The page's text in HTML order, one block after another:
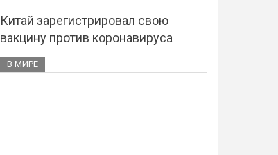
Китай зарегистрировал свою
вакцину против коронавируса
В МИРЕ